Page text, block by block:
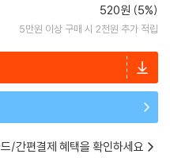
520원 (5%)
5만원 이상 구매 시 2천원 추가 적립
/간편결제 혜택을 확인하세요